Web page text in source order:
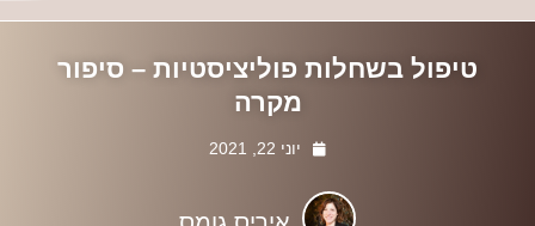
טיפול בשחלות פוליציסטיות – סיפור
מקרה
יוני 22, 2021